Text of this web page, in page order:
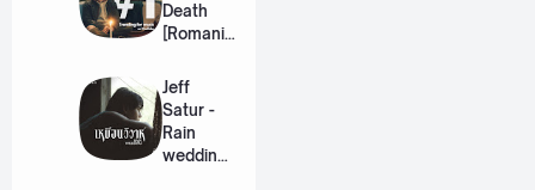
Death
[Romaniz
Lyric +
Eng]
Jeff
Satur -
Rain
wedding